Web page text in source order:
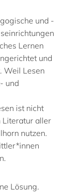
und -
Lernen
und
Weil Lesen
und
ist nicht
Literatur aller
nutzen.
Lösung.